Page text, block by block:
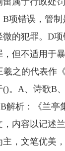
项错误，管
的犯罪。D
但不适用于
羲之的代表作
。A、诗歌B
解析：《兰亭
内容以记述
，文笔优美